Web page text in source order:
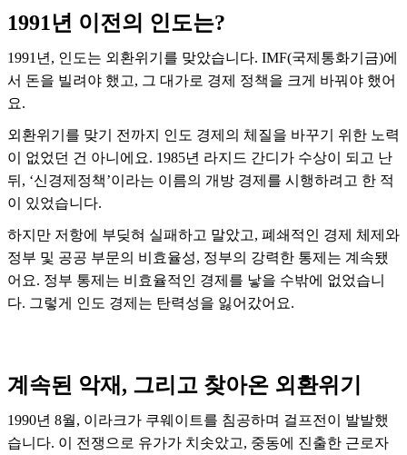
1991년 이전의 인도는?
1991년, 인도는 외환위기를 맞았습니다. IMF(국제통화기금)에
서 돈을 빌려야 했고, 그 대가로 경제 정책을 크게 바꿔야 했어
요.
외환위기를 맞기 전까지 인도 경제의 체질을 바꾸기 위한 노력
이 없었던 건 아니에요. 1985년 라지드 간디가 수상이 되고 난
뒤, ‘신경제정책’이라는 이름의 개방 경제를 시행하려고 한 적
이 있었습니다.
하지만 저항에 부딪혀 실패하고 말았고, 폐쇄적인 경제 체제와
정부 및 공공 부문의 비효율성, 정부의 강력한 통제는 계속됐
어요. 정부 통제는 비효율적인 경제를 낳을 수밖에 없었습니
다. 그렇게 인도 경제는 탄력성을 잃어갔어요.
계속된 악재, 그리고 찾아온 외환위기
1990년 8월, 이라크가 쿠웨이트를 침공하며 걸프전이 발발했
습니다. 이 전쟁으로 유가가 치솟았고, 중동에 진출한 근로자